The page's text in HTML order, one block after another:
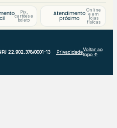
Pix,
cartões e
boleto
Atendimento
próximo
Online
e em
lojas
físicas
22.902.378/0001-13 PrivacidadeVoltar ao
topo ↑